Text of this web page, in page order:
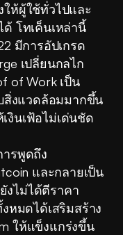
ห้ผู้ใช้ทั่วไปและ
โทเค็นเหล่านี้
มีการอัปเกรด
เปลี่ยนกลไก
of Work เป็น
สิ่งแวดล้อมมากขึ้น
งินเฟ้อไม่เด่นชัด
รพูดถึง
และกลายเป็น
ไม่ได้ตีราคา
หมดได้เสริมสร้าง
ให้แข็งแกร่งขึ้น